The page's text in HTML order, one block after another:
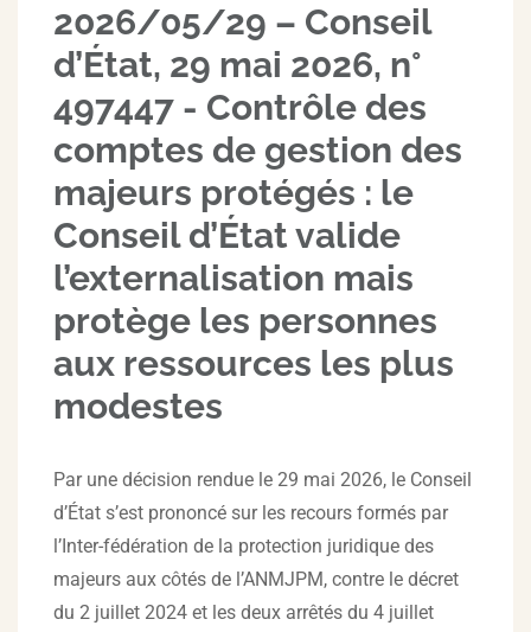
2026/05/29 – Conseil
d’État, 29 mai 2026, n°
497447 - Contrôle des
comptes de gestion des
majeurs protégés : le
Conseil d’État valide
l’externalisation mais
protège les personnes
aux ressources les plus
modestes
Par une décision rendue le 29 mai 2026, le Conseil
d’État s’est prononcé sur les recours formés par
l’Inter-fédération de la protection juridique des
majeurs aux côtés de l’ANMJPM, contre le décret
du 2 juillet 2024 et les deux arrêtés du 4 juillet